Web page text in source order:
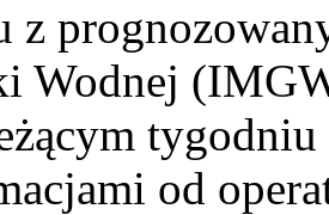
z
Wodnej
tygodniu
od